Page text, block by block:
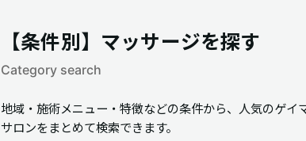
【条件別】マッサージを探す
Category search
地域・施術メニュー・特徴などの条件から、人気のゲイ
サロンをまとめて検索できます。